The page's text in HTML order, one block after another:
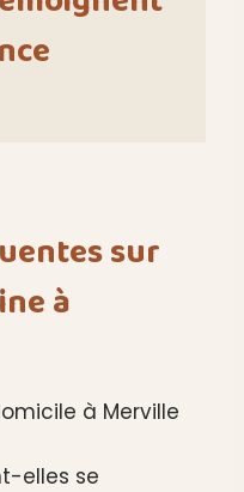
sur
à
à Merville
elles se